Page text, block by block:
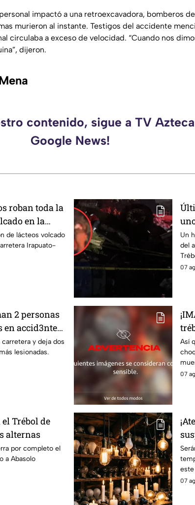
impactó a una retroexcavadora, bomberos
murieron al instante. Testigos del accidente
circulaba a exceso de velocidad. “Cuando nos
dijeron.
contenido, sigue a TV
Google News!
roban toda la
en la
de lácteos volcado
Irapuato-
Un
del
07
2 personas
en accid3nte
se sabey deja dos
lesionadas.
Así
07
el Trébol de
alternas
por completo el
a Abasolo
en
07